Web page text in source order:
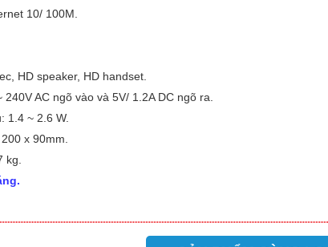
10/ 100M.
HD speaker, HD handset.
AC ngõ vào và 5V/ 1.2A DC ngõ ra.
1.4 ~ 2.6 W.
x 90mm.
kg.